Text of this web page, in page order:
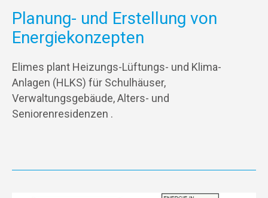
Planung- und Erstellung von
Energiekonzepten
Elimes plant Heizungs-Lüftungs- und Klima-
Anlagen (HLKS) für Schulhäuser,
Verwaltungsgebäude, Alters- und
Seniorenresidenzen .